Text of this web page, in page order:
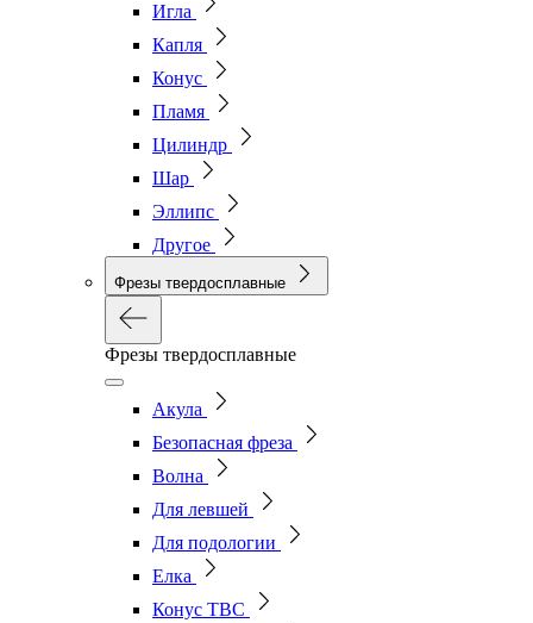
Игла
Капля
Конус
Пламя
Цилиндр
Шар
Эллипс
Другое
Фрезы твердосплавные
Фрезы твердосплавные
Акула
Безопасная фреза
Волна
Для левшей
Для подологии
Елка
Конус ТВС